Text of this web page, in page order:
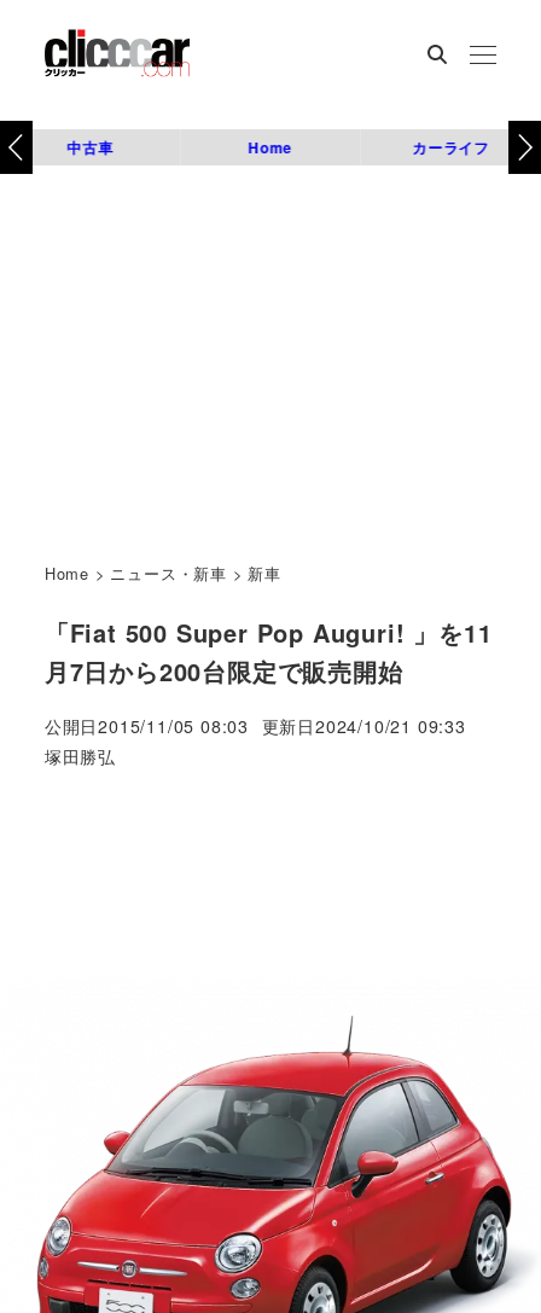
中古車 Home カーライフ
Home > ニュース・新車 > 新車
「Fiat 500 Super Pop Auguri! 」を11
月7日から200台限定で販売開始
公開日2015/11/05 08:03 更新日2024/10/21 09:33
著
塚田勝弘